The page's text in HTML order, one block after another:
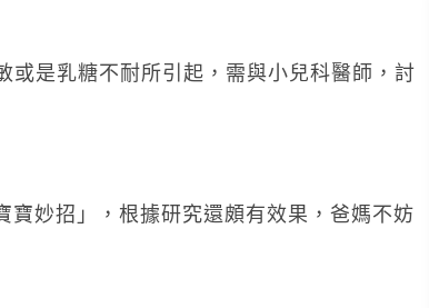
或是乳糖不耐所引起，需與小兒科醫師，討
妙招」，根據研究還頗有效果，爸媽不妨